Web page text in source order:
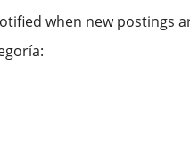
when new postings